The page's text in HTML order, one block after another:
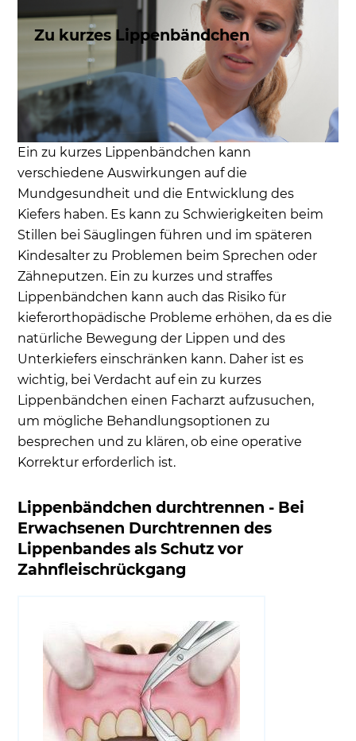
Zu kurzes Lippenbändchen
Ein zu kurzes Lippenbändchen kann
verschiedene Auswirkungen auf die
Mundgesundheit und die Entwicklung des
Kiefers haben. Es kann zu Schwierigkeiten beim
Stillen bei Säuglingen führen und im späteren
Kindesalter zu Problemen beim Sprechen oder
Zähneputzen. Ein zu kurzes und straffes
Lippenbändchen kann auch das Risiko für
kieferorthopädische Probleme erhöhen, da es die
natürliche Bewegung der Lippen und des
Unterkiefers einschränken kann. Daher ist es
wichtig, bei Verdacht auf ein zu kurzes
Lippenbändchen einen Facharzt aufzusuchen,
um mögliche Behandlungsoptionen zu
besprechen und zu klären, ob eine operative
Korrektur erforderlich ist.
Lippenbändchen durchtrennen - Bei
Erwachsenen Durchtrennen des
Lippenbandes als Schutz vor
Zahnfleischrückgang